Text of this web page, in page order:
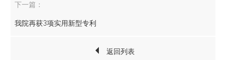
下一篇：
我院再获3项实用新型专利
返回列表